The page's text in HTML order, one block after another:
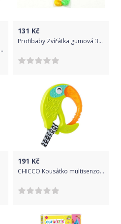
Teddies Chrastítko makronka dřevo/plast v krabičce 12x16x8cm 6m+
131 Kč
Profibaby Zvířátka gumová 3ks asst v sáčku
191 Kč
CHICCO Kousátko multisenzorické Fresh Tukan 6m+